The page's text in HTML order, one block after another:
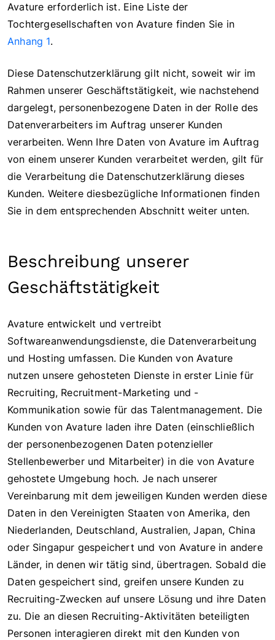
Avature erforderlich ist. Eine Liste der
Tochtergesellschaften von Avature finden Sie in
Anhang 1.
Diese Datenschutzerklärung gilt nicht, soweit wir im
Rahmen unserer Geschäftstätigkeit, wie nachstehend
dargelegt, personenbezogene Daten in der Rolle des
Datenverarbeiters im Auftrag unserer Kunden
verarbeiten. Wenn Ihre Daten von Avature im Auftrag
von einem unserer Kunden verarbeitet werden, gilt für
die Verarbeitung die Datenschutzerklärung dieses
Kunden. Weitere diesbezügliche Informationen finden
Sie in dem entsprechenden Abschnitt weiter unten.
Beschreibung unserer
Geschäftstätigkeit
Avature entwickelt und vertreibt
Softwareanwendungsdienste, die Datenverarbeitung
und Hosting umfassen. Die Kunden von Avature
nutzen unsere gehosteten Dienste in erster Linie für
Recruiting, Recruitment-Marketing und -
Kommunikation sowie für das Talentmanagement. Die
Kunden von Avature laden ihre Daten (einschließlich
der personenbezogenen Daten potenzieller
Stellenbewerber und Mitarbeiter) in die von Avature
gehostete Umgebung hoch. Je nach unserer
Vereinbarung mit dem jeweiligen Kunden werden diese
Daten in den Vereinigten Staaten von Amerika, den
Niederlanden, Deutschland, Australien, Japan, China
oder Singapur gespeichert und von Avature in andere
Länder, in denen wir tätig sind, übertragen. Sobald die
Daten gespeichert sind, greifen unsere Kunden zu
Recruiting-Zwecken auf unsere Lösung und ihre Daten
zu. Die an diesen Recruiting-Aktivitäten beteiligten
Personen interagieren direkt mit den Kunden von